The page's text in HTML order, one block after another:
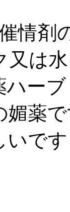
情剤
又は
ハー
媚薬
いで